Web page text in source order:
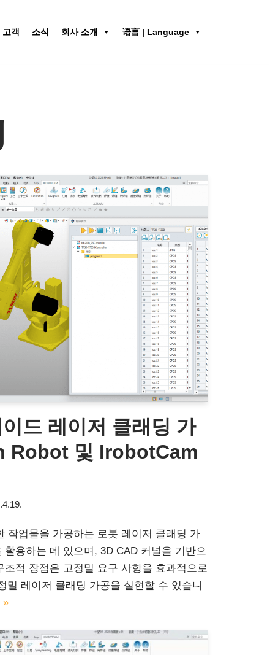
고객 소식 회사 소개 语言 | Language
드 레이저 클래딩 가
Robot 및 IrobotCam
작업물을 가공하는 로봇 레이저 클래딩 가
용하는 데 있으며, 3D CAD 커널을 기반으
조적 장점은 고정밀 요구 사항을 효과적으로
밀 레이저 클래딩 가공을 실현할 수 있습니
»